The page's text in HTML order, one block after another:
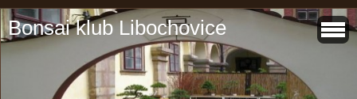
Bonsai klub Libochovice